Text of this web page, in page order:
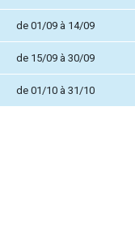
de 01/09 à 14/09
de 15/09 à 30/09
de 01/10 à 31/10